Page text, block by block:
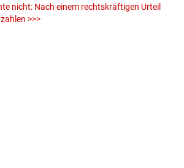
nicht: Nach einem rechtskräftigen Urteil
>>>